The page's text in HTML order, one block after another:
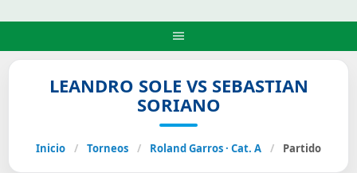
LEANDRO SOLE VS SEBASTIAN
SORIANO
Inicio / Torneos / Roland Garros · Cat. A / Partido